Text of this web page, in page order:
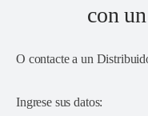
con
O contacte a un
Ingrese sus datos: